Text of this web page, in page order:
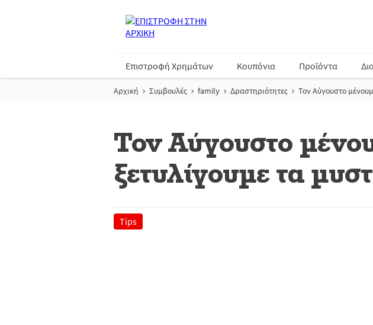
Επιστροφή Χρημάτων Κουπόνια Προϊόντα
Αρχική Συμβουλές family Δραστηριότητες Τον Αύγουστο
Τον Αύγουστο
ξετυλίγουμε τα
Tips